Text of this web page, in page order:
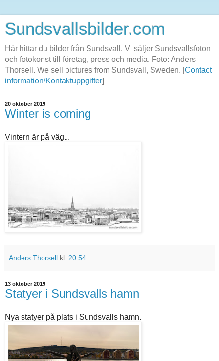
Sundsvallsbilder.com
Här hittar du bilder från Sundsvall. Vi säljer Sundsvallsfoton
och fotokonst till företag, press och media. Foto: Anders
Thorsell. We sell pictures from Sundsvall, Sweden. [Contact
information/Kontaktuppgifter]
20 oktober 2019
Winter is coming
Vintern är på väg...
Anders Thorsell kl. 20:54
13 oktober 2019
Statyer i Sundsvalls hamn
Nya statyer på plats i Sundsvalls hamn.